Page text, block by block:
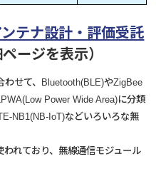
テナ設計・評価受託
ージを表示）
わせて、Bluetooth(BLE)やZigBee
Power Wide Area)に分類
NB1(NB-IoT)などいろいろな無
れており、無線通信モジュール